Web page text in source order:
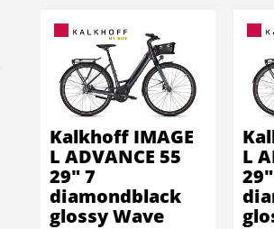
Kalkhoff IMAGE
L ADVANCE 55
29" 7
diamondblack
glossy Wave
L